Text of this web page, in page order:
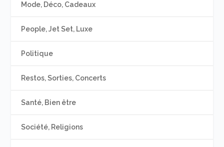
Mode, Déco, Cadeaux
People, Jet Set, Luxe
Politique
Restos, Sorties, Concerts
Santé, Bien être
Société, Religions